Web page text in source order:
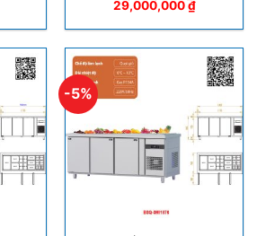
29,000,000₫
-5%